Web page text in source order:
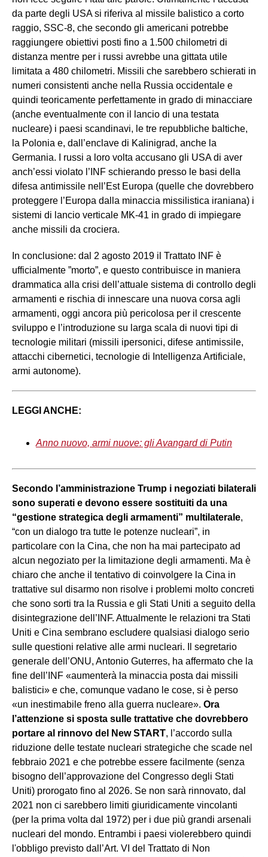
da parte degli USA si riferiva al missile balistico a corto
raggio, SSC-8, che secondo gli americani potrebbe
raggiungere obiettivi posti fino a 1.500 chilometri di
distanza mentre per i russi avrebbe una gittata utile
limitata a 480 chilometri. Missili che sarebbero schierati in
numeri consistenti anche nella Russia occidentale e
quindi teoricamente perfettamente in grado di minacciare
(anche eventualmente con il lancio di una testata
nucleare) i paesi scandinavi, le tre repubbliche baltiche,
la Polonia e, dall’enclave di Kalinigrad, anche la
Germania. I russi a loro volta accusano gli USA di aver
anch’essi violato l’INF schierando presso le basi della
difesa antimissile nell’Est Europa (quelle che dovrebbero
proteggere l’Europa dalla minaccia missilistica iraniana) i
sistemi di lancio verticale MK-41 in grado di impiegare
anche missili da crociera.
In conclusione: dal 2 agosto 2019 il Trattato INF è
ufficialmente ”morto”, e questo contribuisce in maniera
drammatica alla crisi dell’attuale sistema di controllo degli
armamenti e rischia di innescare una nuova corsa agli
armamenti, oggi ancora più pericolosa per il crescente
sviluppo e l’introduzione su larga scala di nuovi tipi di
tecnologie militari (missili ipersonici, difese antimissile,
attacchi cibernetici, tecnologie di Intelligenza Artificiale,
armi autonome).
LEGGI ANCHE:
Anno nuovo, armi nuove: gli Avangard di Putin
Secondo l’amministrazione Trump i negoziati bilaterali
sono superati e devono essere sostituiti da una
“gestione strategica degli armamenti” multilaterale,
“con un dialogo tra tutte le potenze nucleari”, in
particolare con la Cina, che non ha mai partecipato ad
alcun negoziato per la limitazione degli armamenti. Ma è
chiaro che anche il tentativo di coinvolgere la Cina in
trattative sul disarmo non risolve i problemi molto concreti
che sono sorti tra la Russia e gli Stati Uniti a seguito della
disintegrazione dell’INF. Attualmente le relazioni tra Stati
Uniti e Cina sembrano escludere qualsiasi dialogo serio
sulle questioni relative alle armi nucleari. Il segretario
generale dell’ONU, Antonio Guterres, ha affermato che la
fine dell’INF «aumenterà la minaccia posta dai missili
balistici» e che, comunque vadano le cose, si è perso
«un inestimabile freno alla guerra nucleare». Ora
l’attenzione si sposta sulle trattative che dovrebbero
portare al rinnovo del New START, l’accordo sulla
riduzione delle testate nucleari strategiche che scade nel
febbraio 2021 e che potrebbe essere facilmente (senza
bisogno dell’approvazione del Congresso degli Stati
Uniti) prorogato fino al 2026. Se non sarà rinnovato, dal
2021 non ci sarebbero limiti giuridicamente vincolanti
(per la prima volta dal 1972) per i due più grandi arsenali
nucleari del mondo. Entrambi i paesi violerebbero quindi
l'obbligo previsto dall’Art. VI del Trattato di Non